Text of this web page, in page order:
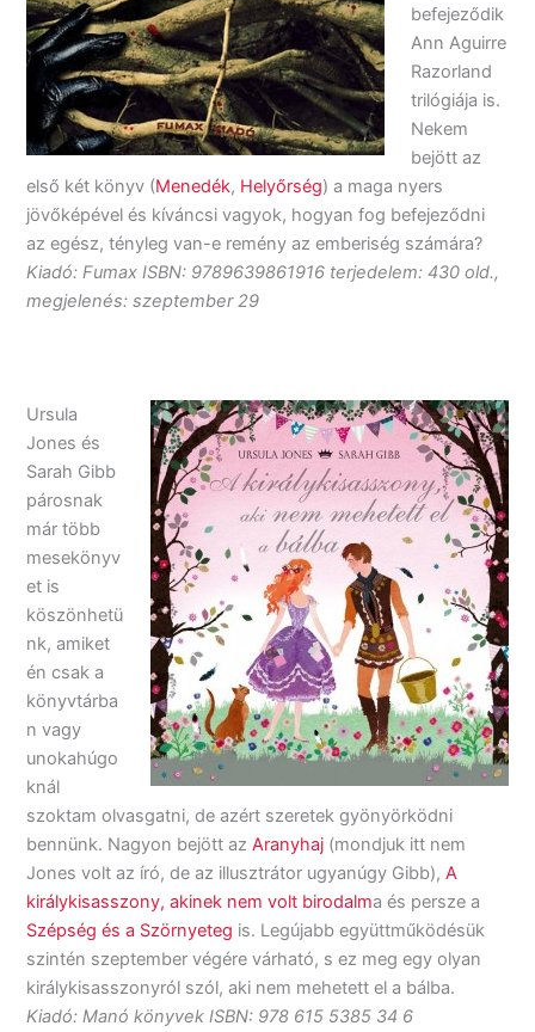
befejeződik
Ann Aguirre
Razorland
trilógiája is.
Nekem
bejött az
első két könyv (Menedék, Helyőrség) a maga nyers
jövőképével és kíváncsi vagyok, hogyan fog befejeződni
az egész, tényleg van-e remény az emberiség számára?
Kiadó: Fumax ISBN: 9789639861916 terjedelem: 430 old.,
megjelenés: szeptember 29
Ursula
Jones és
Sarah Gibb
párosnak
már több
mesekönyv
et is
köszönhetü
nk, amiket
én csak a
könyvtárba
n vagy
unokahúgo
knál
szoktam olvasgatni, de azért szeretek gyönyörködni
bennünk. Nagyon bejött az Aranyhaj (mondjuk itt nem
Jones volt az író, de az illusztrátor ugyanúgy Gibb), A
királykisasszony, akinek nem volt birodalma és persze a
Szépség és a Szörnyeteg is. Legújabb együttműködésük
szintén szeptember végére várható, s ez meg egy olyan
királykisasszonyról szól, aki nem mehetett el a bálba.
Kiadó: Manó könyvek ISBN: 978 615 5385 34 6